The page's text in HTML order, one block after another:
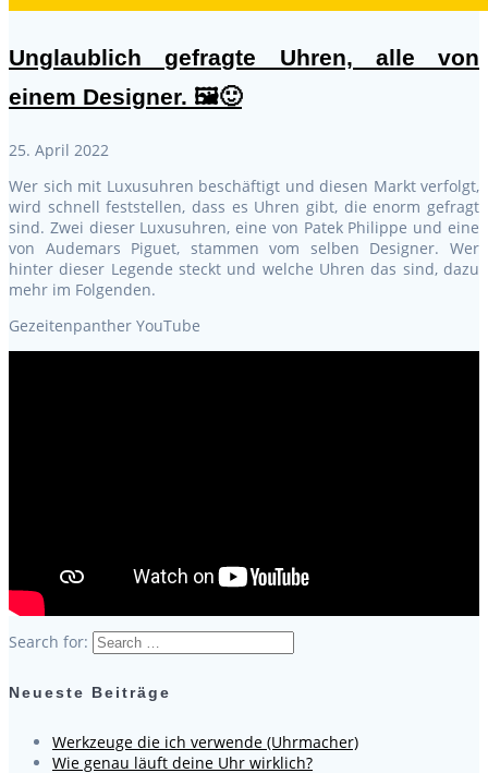
Unglaublich gefragte Uhren, alle von
einem Designer. 🖼🙂
25. April 2022
Wer sich mit Luxusuhren beschäftigt und diesen Markt verfolgt,
wird schnell feststellen, dass es Uhren gibt, die enorm gefragt
sind. Zwei dieser Luxusuhren, eine von Patek Philippe und eine
von Audemars Piguet, stammen vom selben Designer. Wer
hinter dieser Legende steckt und welche Uhren das sind, dazu
mehr im Folgenden.
Gezeitenpanther YouTube
Search for:
Neueste Beiträge
Werkzeuge die ich verwende (Uhrmacher)
Wie genau läuft deine Uhr wirklich?